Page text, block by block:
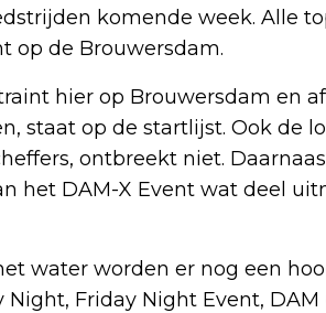
komende week. Alle
op de Brouwersdam.
hier op Brouwersdam en
staat op de startlijst. Ook de
ontbreekt niet.
het DAM-X Event wat deel
water worden er nog een
Night, Friday Night Event,